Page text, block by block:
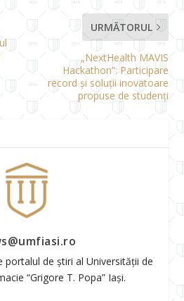
URMĂTORUL
„NextHealth MAVIS
Hackathon”: Participare
record și soluții inovatoare
propuse de studenți
portalul de știri al Universității de
“Grigore T. Popa” Iași.